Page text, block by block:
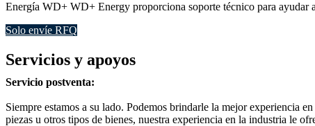
Energía WD+ WD+ Energy proporciona soporte técnico para ayudar
Solo envíe RFQ
Servicios y apoyos
Servicio postventa:
Siempre estamos a su lado. Podemos brindarle la mejor experiencia
piezas u otros tipos de bienes, nuestra experiencia en la industria le